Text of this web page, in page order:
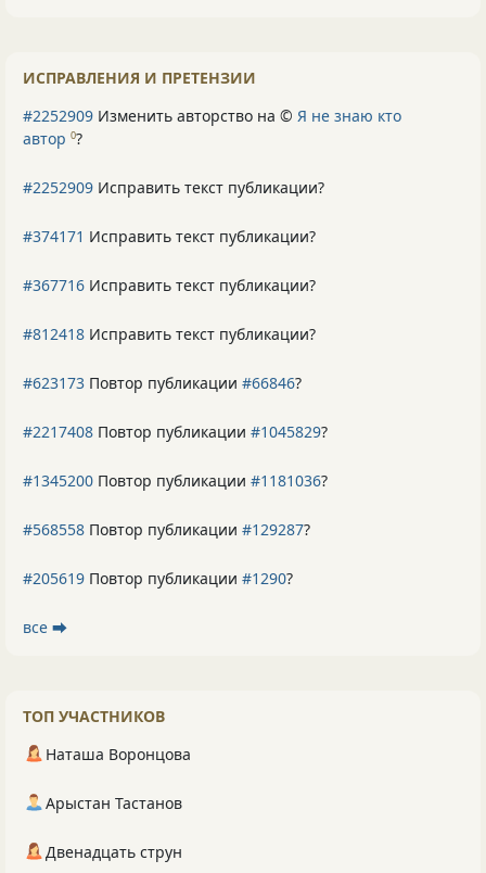
ИСПРАВЛЕНИЯ И ПРЕТЕНЗИИ
#2252909 Изменить авторство на © Я не знаю кто
автор 0?
#2252909 Исправить текст публикации?
#374171 Исправить текст публикации?
#367716 Исправить текст публикации?
#812418 Исправить текст публикации?
#623173 Повтор публикации #66846?
#2217408 Повтор публикации #1045829?
#1345200 Повтор публикации #1181036?
#568558 Повтор публикации #129287?
#205619 Повтор публикации #1290?
все ⮕
ТОП УЧАСТНИКОВ
Наташа Воронцова
Арыстан Тастанов
Двенадцать струн